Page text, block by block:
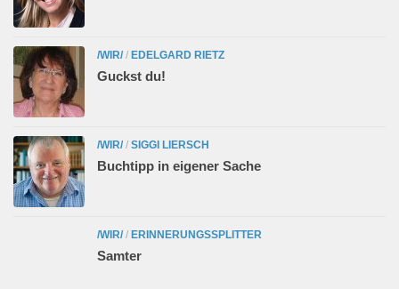
/WIR/ / EDELGARD RIETZ
Guckst du!
/WIR/ / SIGGI LIERSCH
Buchtipp in eigener Sache
/WIR/ / ERINNERUNGSSPLITTER
Samter